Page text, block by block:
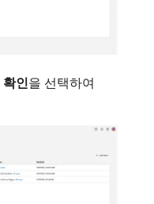
확인​을 선택하여